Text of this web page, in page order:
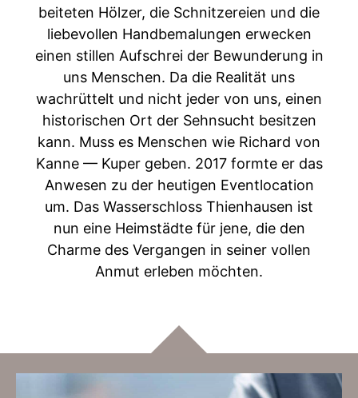
beit­eten Hölz­er, die Schnitzereien und die
liebevollen Handbe­malun­gen erweck­en
einen stillen Auf­schrei der Bewun­derung in
uns Men­schen. Da die Real­ität uns
wachrüt­telt und nicht jed­er von uns, einen
his­torischen Ort der Sehn­sucht besitzen
kann. Muss es Men­schen wie Richard von
Kanne — Kuper geben. 2017 formte er das
Anwe­sen zu der heuti­gen Event­lo­ca­tion
um. Das Wasser­schloss Thien­hausen ist
nun eine Heim­städte für jene, die den
Charme des Ver­gan­gen in sein­er vollen
Anmut erleben möchten.